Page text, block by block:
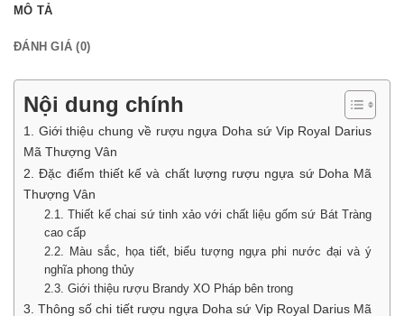
MÔ TẢ
ĐÁNH GIÁ (0)
Nội dung chính
1. Giới thiệu chung về rượu ngựa Doha sứ Vip Royal Darius
Mã Thượng Vân
2. Đặc điểm thiết kế và chất lượng rượu ngựa sứ Doha Mã
Thượng Vân
2.1. Thiết kế chai sứ tinh xảo với chất liệu gốm sứ Bát Tràng
cao cấp
2.2. Màu sắc, họa tiết, biểu tượng ngựa phi nước đại và ý
nghĩa phong thủy
2.3. Giới thiệu rượu Brandy XO Pháp bên trong
3. Thông số chi tiết rượu ngựa Doha sứ Vip Royal Darius Mã